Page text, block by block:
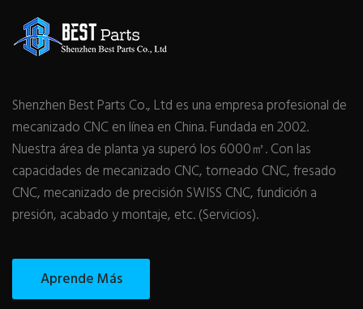
Shenzhen Best Parts Co., Ltd es una empresa profesional de
mecanizado CNC en línea en China. Fundada en 2002.
Nuestra área de planta ya superó los 6000㎡. Con las
capacidades de mecanizado CNC, torneado CNC, fresado
CNC, mecanizado de precisión SWISS CNC, fundición a
presión, acabado y montaje, etc. (Servicios).
Aprende Más